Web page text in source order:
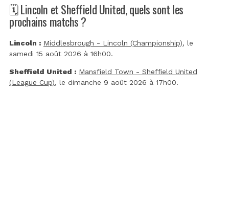
🗓️ Lincoln et Sheffield United, quels sont les
prochains matchs ?
Lincoln : Middlesbrough - Lincoln (Championship), le
samedi 15 août 2026 à 16h00.
Sheffield United : Mansfield Town - Sheffield United
(League Cup), le dimanche 9 août 2026 à 17h00.